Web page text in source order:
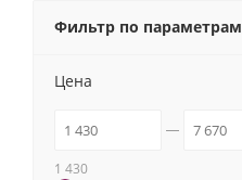
Фильтр по параметрам
Цена
1 430